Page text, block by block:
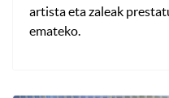
artista eta zaleak
emateko.